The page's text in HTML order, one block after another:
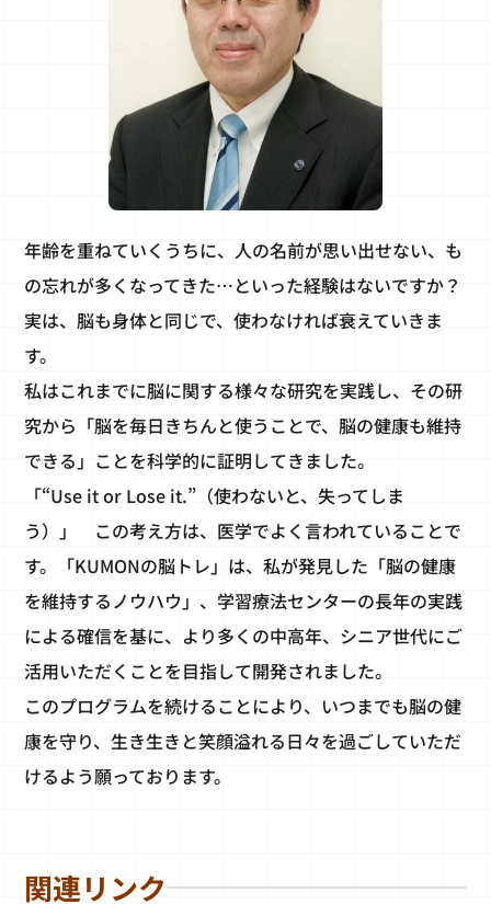
年齢を重ねていくうちに、人の名前が思い出せない、も
の忘れが多くなってきた…といった経験はないですか？
実は、脳も身体と同じで、使わなければ衰えていきま
す。
私はこれまでに脳に関する様々な研究を実践し、その研
究から「脳を毎日きちんと使うことで、脳の健康も維持
できる」ことを科学的に証明してきました。
「“Use it or Lose it.”（使わないと、失ってしま
う）」 この考え方は、医学でよく言われていることで
す。「KUMONの脳トレ」は、私が発見した「脳の健康
を維持するノウハウ」、学習療法センターの長年の実践
による確信を基に、より多くの中高年、シニア世代にご
活用いただくことを目指して開発されました。
このプログラムを続けることにより、いつまでも脳の健
康を守り、生き生きと笑顔溢れる日々を過ごしていただ
けるよう願っております。
関連リンク